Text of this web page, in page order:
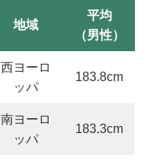
地域
平均
（男性）
西ヨーロ
ッパ
183.8cm
南ヨーロ
ッパ
183.3cm